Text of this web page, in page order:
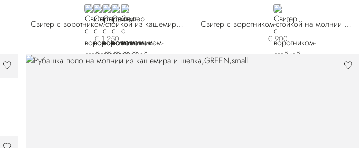
BLACK
BLUE F26302-198
BROWN F26302-248
GREEN
BEIGE
Свитер с воротником-стойкой из кашемира и шелка
€ 1.250
BLUE
Свитер с воротником-стойкой на молнии из смеси шерсти и шелка
€ 900